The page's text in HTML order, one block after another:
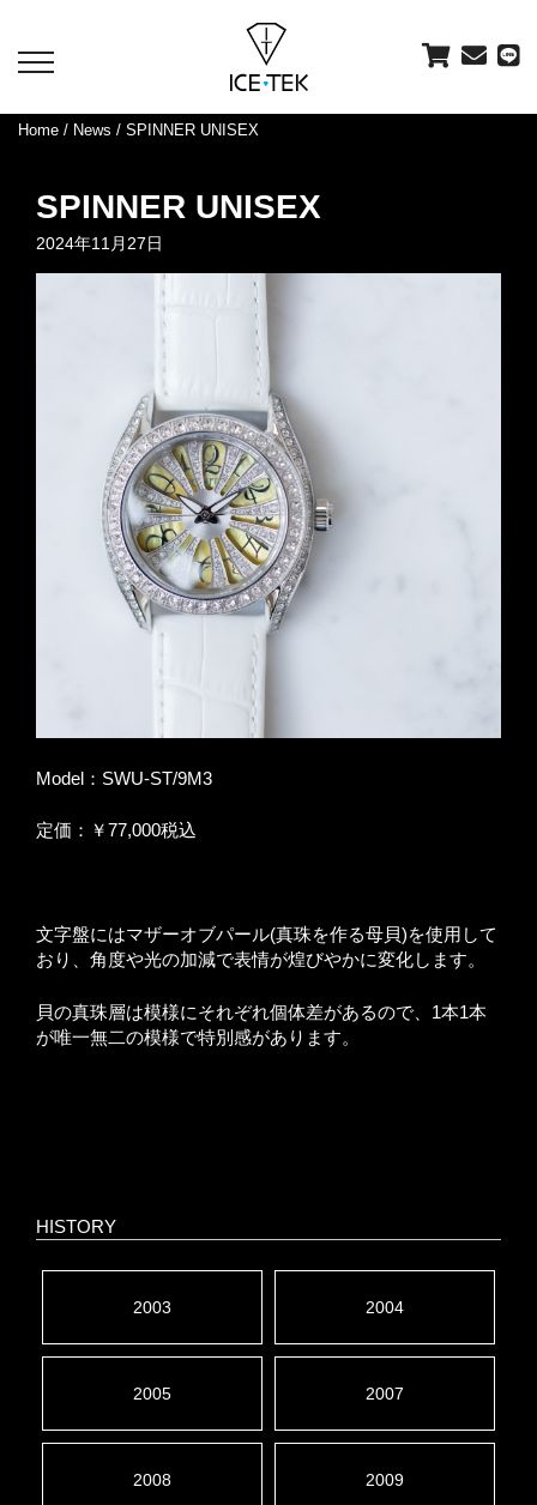
toggle
Home / News / SPINNER UNISEX
SPINNER UNISEX
2024年11月27日
Model：SWU-ST/9M3
定価：￥77,000税込
文字盤にはマザーオブパール(真珠を作る母貝)を使用して
おり、角度や光の加減で表情が煌びやかに変化します。
貝の真珠層は模様にそれぞれ個体差があるので、1本1本
が唯一無二の模様で特別感があります。
HISTORY
2003 2004
2005 2007
2008 2009